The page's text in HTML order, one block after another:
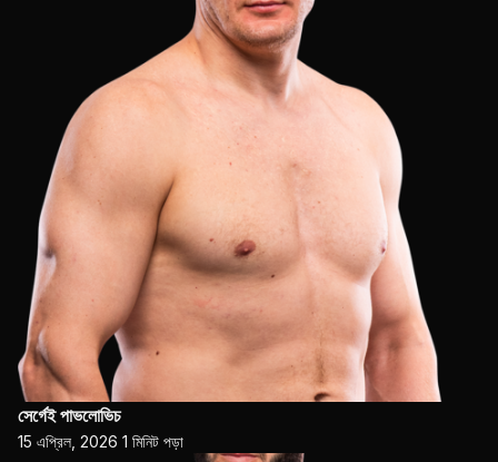
সের্গেই পাভলোভিচ
15 এপ্রিল, 2026 1 মিনিট পড়া